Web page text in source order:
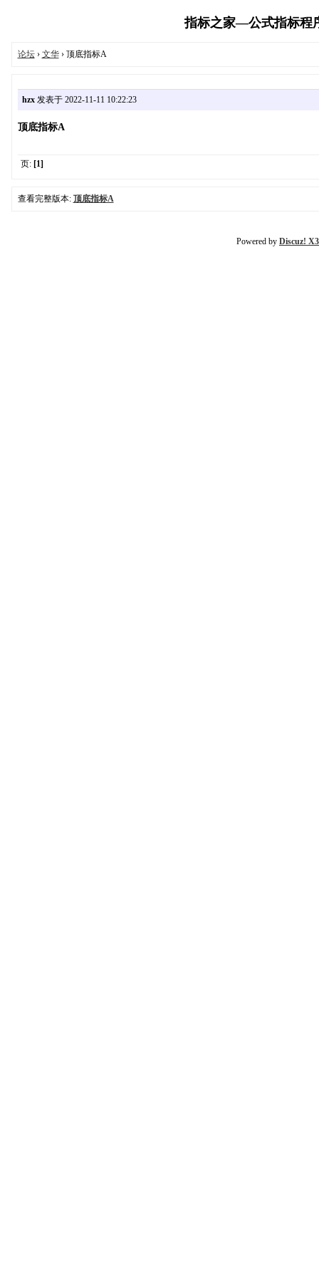
指标之家—公式指标程
论坛› 文华› 顶底指标A
hzx发表于 2022-11-11 10:22:23
顶底指标A
页: [1]
查看完整版本: 顶底指标A
Powered by Discuz!